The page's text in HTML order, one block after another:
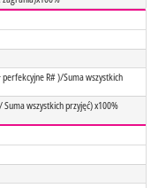
perfekcyjne R# )/Suma wszystkich
wszystkich przyjęć) x100%